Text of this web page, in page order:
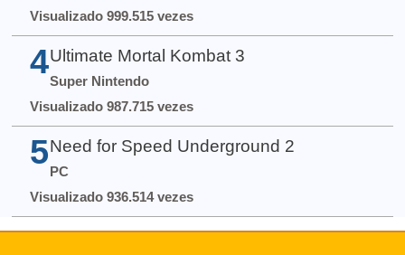
Visualizado 999.515 vezes
4 Ultimate Mortal Kombat 3
Super Nintendo
Visualizado 987.715 vezes
5 Need for Speed Underground 2
PC
Visualizado 936.514 vezes